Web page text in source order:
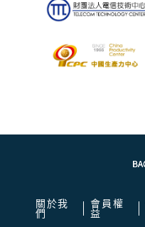
關於我
們
會員權
益